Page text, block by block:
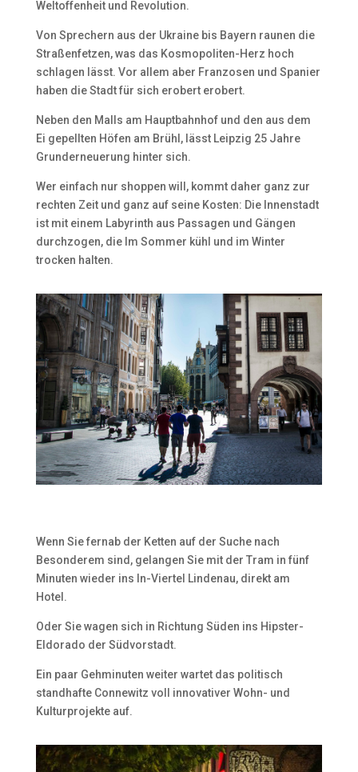
Weltoffenheit und Revolution.
Von Sprechern aus der Ukraine bis Bayern raunen die
Straßenfetzen, was das Kosmopoliten-Herz hoch
schlagen lässt. Vor allem aber Franzosen und Spanier
haben die Stadt für sich erobert erobert.
Neben den Malls am Hauptbahnhof und den aus dem
Ei gepellten Höfen am Brühl, lässt Leipzig 25 Jahre
Grunderneuerung hinter sich.
Wer einfach nur shoppen will, kommt daher ganz zur
rechten Zeit und ganz auf seine Kosten: Die Innenstadt
ist mit einem Labyrinth aus Passagen und Gängen
durchzogen, die Im Sommer kühl und im Winter
trocken halten.
Wenn Sie fernab der Ketten auf der Suche nach
Besonderem sind, gelangen Sie mit der Tram in fünf
Minuten wieder ins In-Viertel Lindenau, direkt am
Hotel.
Oder Sie wagen sich in Richtung Süden ins Hipster-
Eldorado der Südvorstadt.
Ein paar Gehminuten weiter wartet das politisch
standhafte Connewitz voll innovativer Wohn- und
Kulturprojekte auf.